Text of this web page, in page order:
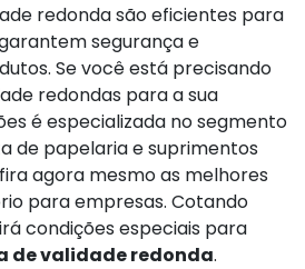
redonda são eficientes para
segurança e
Se você está precisando
redondas para a sua
é especializada no segmento
de papelaria e suprimentos
agora mesmo as melhores
para empresas. Cotando
condições especiais para
de validade redonda.